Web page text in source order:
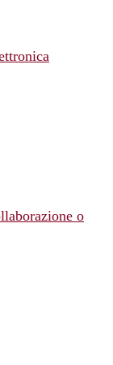
o